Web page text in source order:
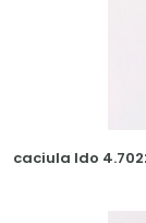
caciula Ido